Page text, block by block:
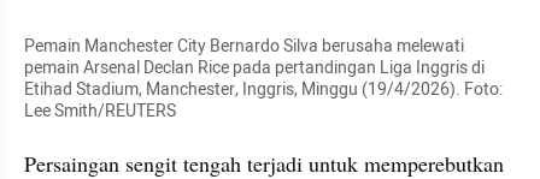
Pemain Manchester City Bernardo Silva berusaha melewati
pemain Arsenal Declan Rice pada pertandingan Liga Inggris di
Etihad Stadium, Manchester, Inggris, Minggu (19/4/2026). Foto:
Lee Smith/REUTERS
Persaingan sengit tengah terjadi untuk memperebutkan